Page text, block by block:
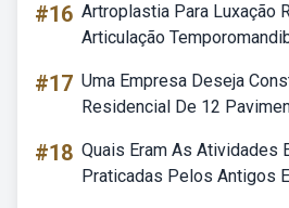
#16 Artroplastia Para Luxação
Articulação
#17 Uma Empresa Deseja
Residencial De 12
#18 Quais Eram As Atividades
Praticadas Pelos Antigos